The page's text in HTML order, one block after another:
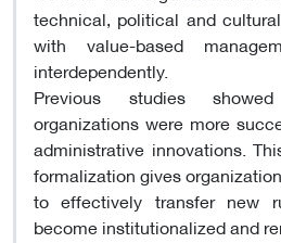
technical, political and
with value-based
interdependently.
Previous studies
organizations were more
administrative innovations.
formalization gives
to effectively transfer new
become institutionalized and